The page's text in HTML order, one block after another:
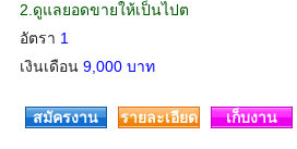
2.ดูแลยอดขายให้เป็นไปต
อัตรา 1
เงินเดือน 9,000 บาท
สมัครงาน
รายละเอียด เก็บงาน